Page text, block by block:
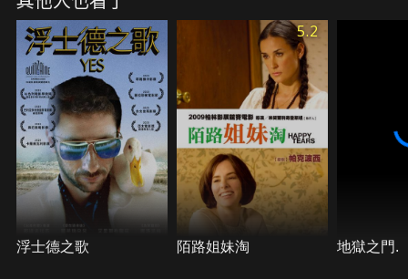
轉…
浮士德之歌
5.2
陌路姐妹淘 地獄之門.